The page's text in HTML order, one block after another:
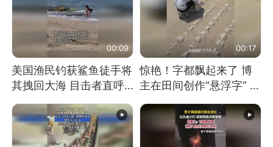
00:09
美国渔民钓获鲨鱼徒手将
其拽回大海 目击者直呼
消息）
00:17
惊艳！字都飘起来了 博
主在田间创作“悬浮字” 网